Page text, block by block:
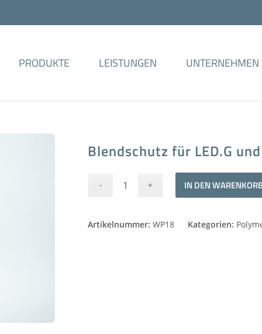
PRODUKTE LEISTUNGEN UNTERNEHMEN
Blendschutz für LED.G und
IN DEN
Artikelnummer: WP18 Kategorien: